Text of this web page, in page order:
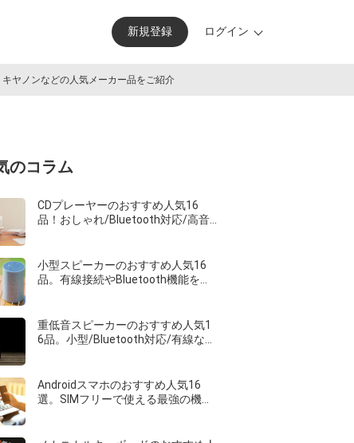
新規登録 ログイン
ヤノンなどの人気メーカー品をご紹介
のコラム
CDプレーヤーのおすすめ人気16
品！おしゃれ/Bluetooth対応/高音
小型スピーカーのおすすめ人気16
品。有線接続やBluetooth機能を搭
重低音スピーカーのおすすめ人気1
6品。小型/Bluetooth対応/有線など
Androidスマホのおすすめ人気16
選。SIMフリーで使える最強の機種